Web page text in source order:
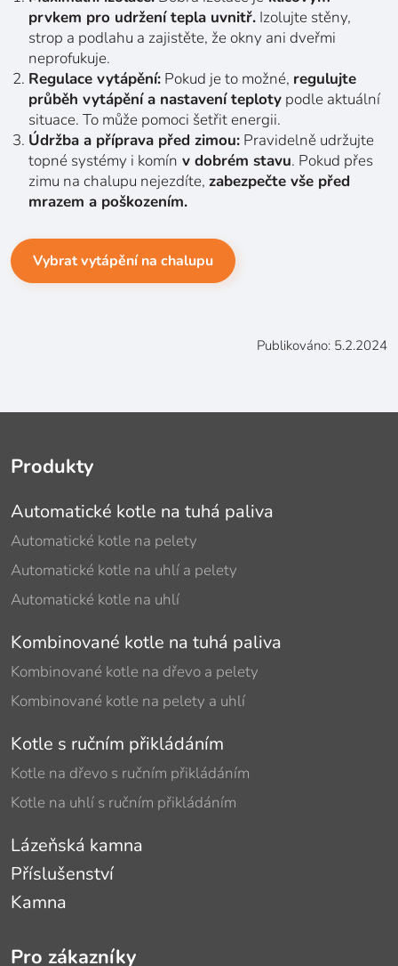
prvkem pro udržení tepla uvnitř. Izolujte stěny,
strop a podlahu a zajistěte, že okny ani dveřmi
neprofukuje.
Regulace vytápění: Pokud je to možné, regulujte
průběh vytápění a nastavení teploty podle aktuální
situace. To může pomoci šetřit energii.
Údržba a příprava před zimou: Pravidelně udržujte
topné systémy i komín v dobrém stavu. Pokud přes
zimu na chalupu nejezdíte, zabezpečte vše před
mrazem a poškozením.
Vybrat vytápění na chalupu
Publikováno: 5.2.2024
Produkty
Automatické kotle na tuhá paliva
Automatické kotle na pelety
Automatické kotle na uhlí a pelety
Automatické kotle na uhlí
Kombinované kotle na tuhá paliva
Kombinované kotle na dřevo a pelety
Kombinované kotle na pelety a uhlí
Kotle s ručním přikládáním
Kotle na dřevo s ručním přikládáním
Kotle na uhlí s ručním přikládáním
Lázeňská kamna
Příslušenství
Kamna
Pro zákazníky